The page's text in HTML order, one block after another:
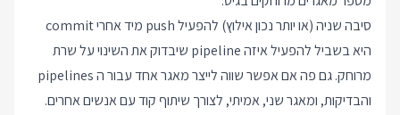
סיבה שניה (או יותר נכון אילוץ) להפעיל push מיד אחרי commit
היא בשביל להפעיל איזה pipeline שיבדוק את השינוי על שרת
מרוחק. גם פה אם אפשר שווה לייצר מאגר אחד עבור ה pipelines
והבדיקות, ומאגר שני, אמיתי, לצורך שיתוף קוד עם אנשים אחרים.